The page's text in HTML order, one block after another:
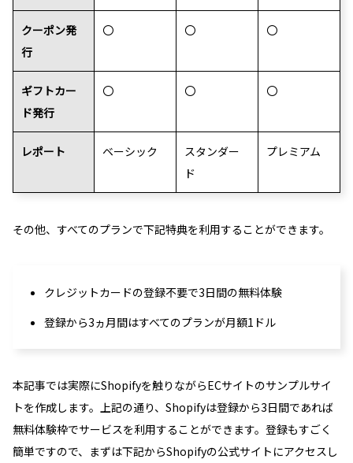
クーポン発
行
〇 〇 〇
ギフトカー
ド発行
〇 〇 〇
レポート ベーシック
スタンダー
ド
プレミアム
その他、すべてのプランで下記特典を利用することができます。
クレジットカードの登録不要で3日間の無料体験
登録から3ヵ月間はすべてのプランが月額1ドル
本記事では実際にShopifyを触りながらECサイトのサンプルサイ
トを作成します。上記の通り、Shopifyは登録から3日間であれば
無料体験枠でサービスを利用することができます。登録もすごく
簡単ですので、まずは下記からShopifyの公式サイトにアクセスし